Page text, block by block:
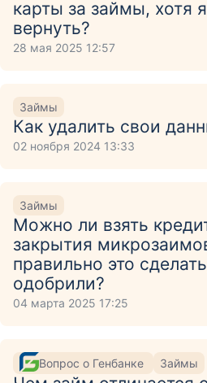
карты за займы, хотя
вернуть?
28 мая 2025 12:57
Займы
Как удалить свои
02 ноября 2024 13:33
Займы
Можно ли взять
закрытия
правильно это
одобрили?
04 марта 2025 17:25
Вопрос о Генбанке Займы